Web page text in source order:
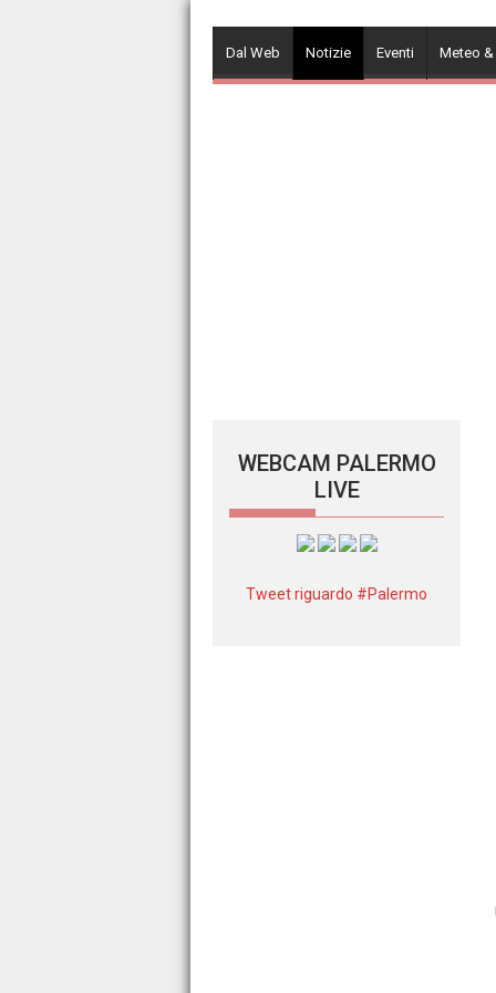
contentDal Web Notizie Eventi Meteo
WEBCAM PALERMO
LIVE
Tweet riguardo #Palermo